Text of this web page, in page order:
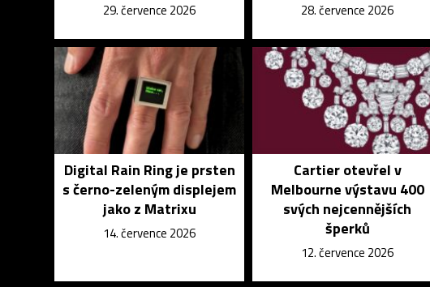
29. července 2026 28. července 2026
Digital Rain Ring je prsten
s černo-zeleným displejem
jako z Matrixu
14. července 2026
Cartier otevřel v
Melbourne výstavu 400
svých nejcennějších
šperků
12. července 2026